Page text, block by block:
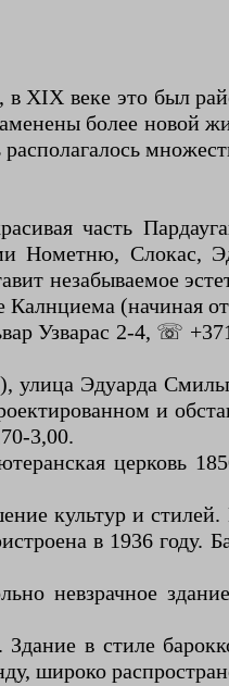
XIX веке это был
более новой
часть
Нометню, Слокас,
незабываемое
(начиная
Узварас 2-4, ☏
улица Эдуарда
и
3,00.
церковь
культур и
в 1936 году.
невзрачное
в стиле
широко